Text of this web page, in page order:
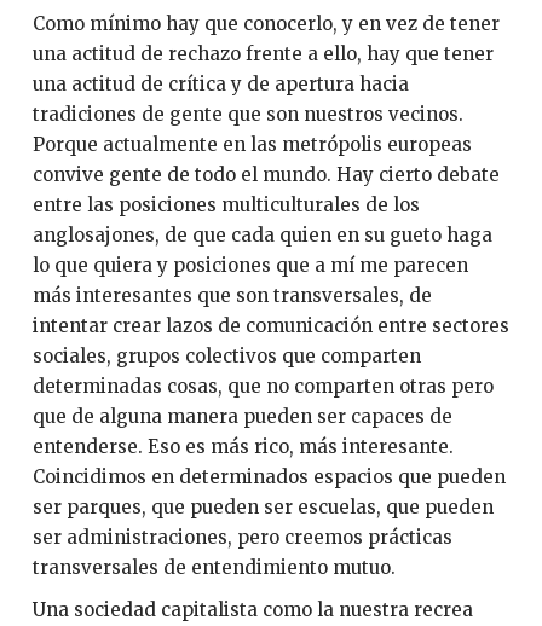
Como mínimo hay que conocerlo, y en vez de tener
una actitud de rechazo frente a ello, hay que tener
una actitud de crítica y de apertura hacia
tradiciones de gente que son nuestros vecinos.
Porque actualmente en las metrópolis europeas
convive gente de todo el mundo. Hay cierto debate
entre las posiciones multiculturales de los
anglosajones, de que cada quien en su gueto haga
lo que quiera y posiciones que a mí me parecen
más interesantes que son transversales, de
intentar crear lazos de comunicación entre sectores
sociales, grupos colectivos que comparten
determinadas cosas, que no comparten otras pero
que de alguna manera pueden ser capaces de
entenderse. Eso es más rico, más interesante.
Coincidimos en determinados espacios que pueden
ser parques, que pueden ser escuelas, que pueden
ser administraciones, pero creemos prácticas
transversales de entendimiento mutuo.
Una sociedad capitalista como la nuestra recrea